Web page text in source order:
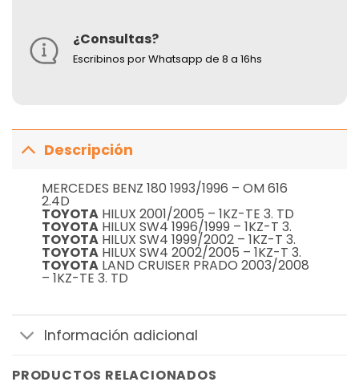
¿Consultas?
Escribinos por Whatsapp de 8 a 16hs
Descripción
MERCEDES BENZ 180 1993/1996 – OM 616
2.4D
TOYOTAHILUX 2001/2005 – 1KZ-TE 3. TD
TOYOTAHILUX SW4 1996/1999 – 1KZ-T 3.
TOYOTAHILUX SW4 1999/2002 – 1KZ-T 3.
TOYOTAHILUX SW4 2002/2005 – 1KZ-T 3.
TOYOTALAND CRUISER PRADO 2003/2008
– 1KZ-TE 3. TD
Información adicional
PRODUCTOS RELACIONADOS